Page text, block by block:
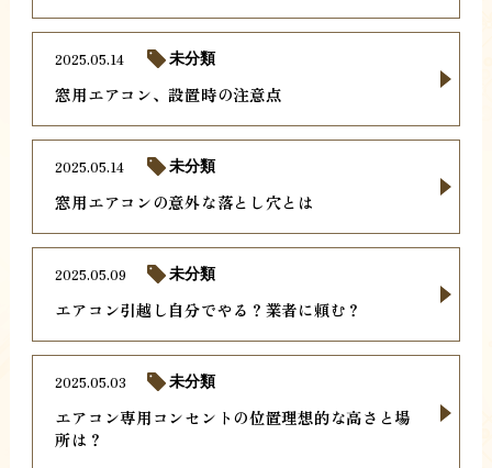
窓用エアコン、設置時の注意点
2025.05.14 未分類
窓用エアコンの意外な落とし穴とは
2025.05.14 未分類
エアコン引越し自分でやる？業者に頼む？
2025.05.09 未分類
エアコン専用コンセントの位置理想的な高さと場
所は？
2025.05.03 未分類